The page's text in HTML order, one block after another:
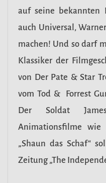
auf seine bekannten
auch Universal,
machen! Und so darf
Klassiker der
von Der Pate & Star
vom Tod & Forrest
Der Soldat
Animationsfilme wie
„Shaun das Schaf“
Zeitung „The